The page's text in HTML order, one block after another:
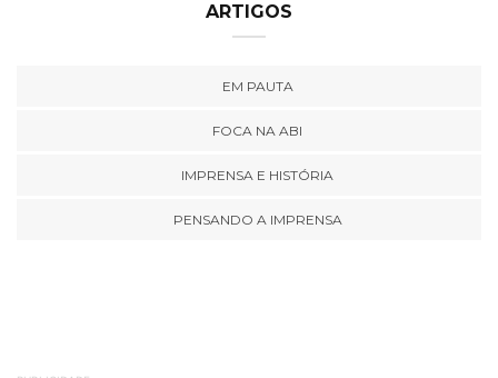
ARTIGOS
EM PAUTA
FOCA NA ABI
IMPRENSA E HISTÓRIA
PENSANDO A IMPRENSA